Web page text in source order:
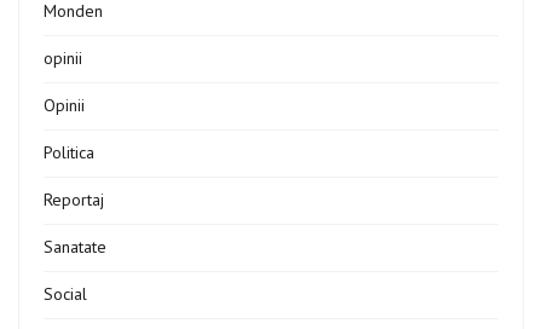
Monden
opinii
Opinii
Politica
Reportaj
Sanatate
Social